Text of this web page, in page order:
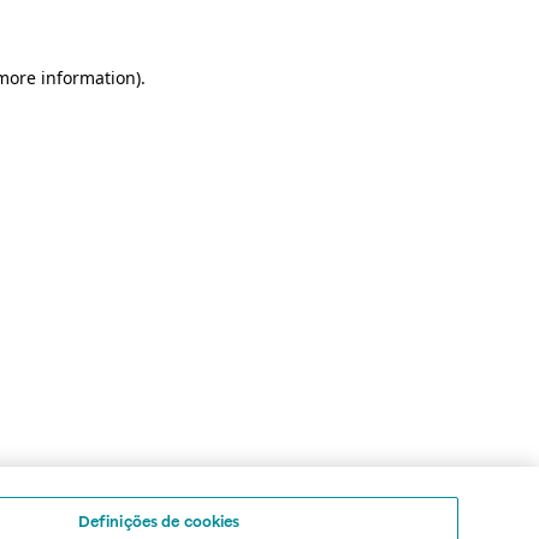
information).
Definições de cookies